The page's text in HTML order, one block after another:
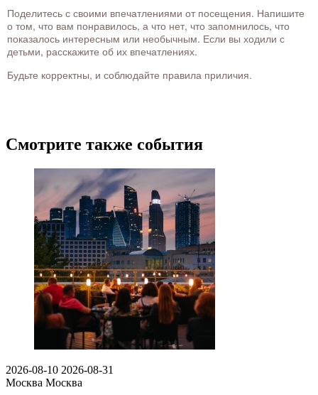
Поделитесь с своими впечатлениями от посещения. Напишите
о том, что вам понравилось, а что нет, что запомнилось, что
показалось интересным или необычным. Если вы ходили с
детьми, расскажите об их впечатлениях.
Будьте корректны, и соблюдайте правила приличия.
Смотрите также события
2026-08-10 2026-08-31
Москва Москва